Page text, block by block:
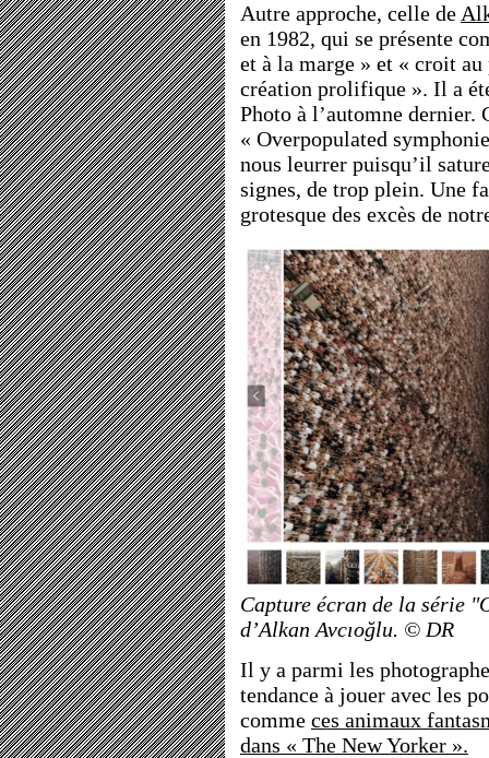
Autre approche, celle de
en 1982, qui se présente
et à la marge » et « croit
création prolifique ». Il a
Photo à l’automne dernier.
« Overpopulated
nous leurrer puisqu’il
signes, de trop plein. Une
grotesque des excès de
Capture écran de la série
d’Alkan Avcıoğlu. © DR
Il y a parmi les
tendance à jouer avec les
comme ces animaux
dans « The New Yorker ».